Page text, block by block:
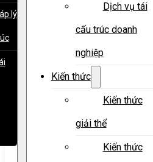
lý
Dịch vụ tái
cấu trúc doanh
nghiệp
Kiến thức
Kiến thức
giải thể
Kiến thức